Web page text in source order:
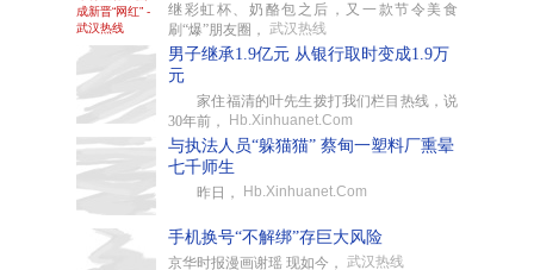
继彩虹杯、奶酪包之后，又一款节令美食
刷“爆”朋友圈， 武汉热线
男子继承1.9亿元 从银行取时变成1.9万
元
家住福清的叶先生拨打我们栏目热线，说
30年前，
Hb.Xinhuanet.Com
与执法人员“躲猫猫” 蔡甸一塑料厂熏晕
七千师生
昨日， Hb.Xinhuanet.Com
手机换号“不解绑”存巨大风险
京华时报漫画谢瑶 现如今， 武汉热线